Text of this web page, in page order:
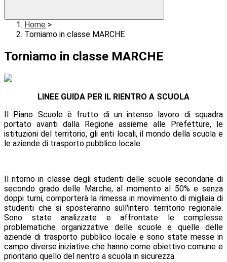
Home >
Torniamo in classe MARCHE
Torniamo in classe MARCHE
LINEE GUIDA PER IL RIENTRO A SCUOLA
Il Piano Scuole è frutto di un intenso lavoro di squadra
portato avanti dalla Regione assieme alle Prefetture, le
istituzioni del territorio, gli enti locali, il mondo della scuola e
le aziende di trasporto pubblico locale.
Il ritorno in classe degli studenti delle scuole secondarie di
secondo grado delle Marche, al momento al 50% e senza
doppi turni, comporterà la rimessa in movimento di migliaia di
studenti che si sposteranno sull'intero territorio regionale.
Sono state analizzate e affrontate le complesse
problematiche organizzative delle scuole e quelle delle
aziende di trasporto pubblico locale e sono state messe in
campo diverse iniziative che hanno come obiettivo comune e
prioritario quello del rientro a scuola in sicurezza.